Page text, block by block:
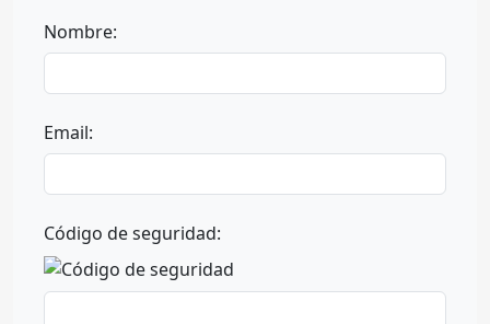
Nombre:
Email:
Código de seguridad: